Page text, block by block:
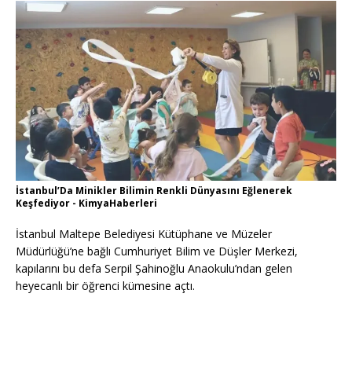
İstanbul’Da Minikler Bilimin Renkli Dünyasını Eğlenerek
Keşfediyor - KimyaHaberleri
İstanbul Maltepe Belediyesi Kütüphane ve Müzeler
Müdürlüğü’ne bağlı Cumhuriyet Bilim ve Düşler Merkezi,
kapılarını bu defa Serpil Şahinoğlu Anaokulu’ndan gelen
heyecanlı bir öğrenci kümesine açtı.